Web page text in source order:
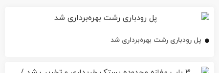
پل رودباری رشت بهره‌برداری شد